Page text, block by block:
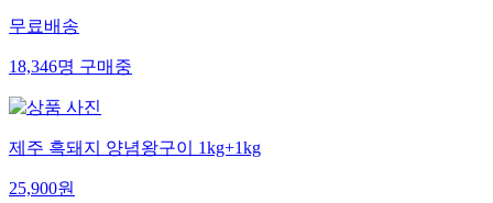
무료배송
18,346명구매중
제주 흑돼지 양념왕구이 1kg+1kg
25,900원